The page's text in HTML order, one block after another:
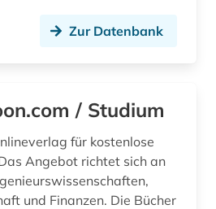
katastrophenschutz (1)
Zur Datenbank
/ Studium
für kostenlose
Angebot richtet sich an
und Finanzen. Die Bücher